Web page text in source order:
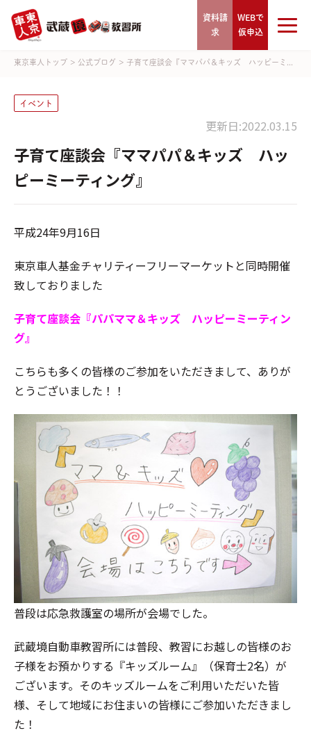
資料請
求
WEBで
仮申込
東京車人トップ > 公式ブログ > 子育て座談会『ママパパ＆キッズ ハッピーミ...
イベント
更新日:2022.03.15
子育て座談会『ママパパ＆キッズ ハッ
ピーミーティング』
平成24年9月16日
東京車人基金チャリティーフリーマーケットと同時開催
致しておりました
子育て座談会『パパママ＆キッズ ハッピーミーティン
グ』
こちらも多くの皆様のご参加をいただきまして、ありが
とうございました！！
普段は応急救護室の場所が会場でした。
武蔵境自動車教習所には普段、教習にお越しの皆様のお
子様をお預かりする『キッズルーム』（保育士2名）が
ございます。そのキッズルームをご利用いただいた皆
様、そして地域にお住まいの皆様にご参加いただきまし
た！